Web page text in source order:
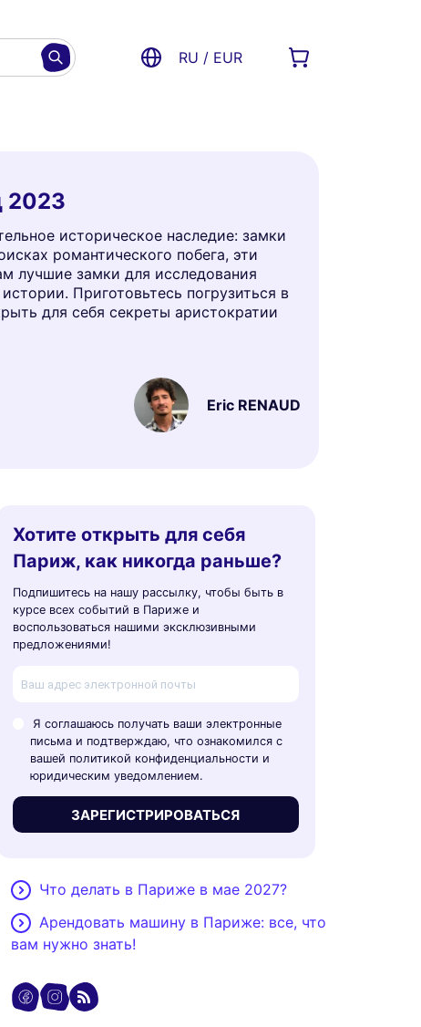
RU / EUR
2023
историческое наследие: замки
романтического побега, эти
лучшие замки для исследования
Приготовьтесь погрузиться в
для себя секреты аристократии
Eric RENAUD
Хотите открыть для себя
Париж, как никогда раньше?
Подпишитесь на нашу рассылку, чтобы быть в
курсе всех событий в Париже и
воспользоваться нашими эксклюзивными
предложениями!
Я соглашаюсь получать ваши электронные
письма и подтверждаю, что ознакомился с
вашей политикой конфиденциальности и
юридическим уведомлением.
ЗАРЕГИСТРИРОВАТЬСЯ
Что делать в Париже в мае 2027?
Арендовать машину в Париже: все, что
вам нужно знать!